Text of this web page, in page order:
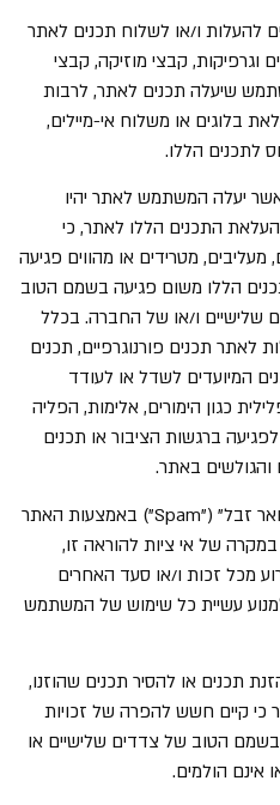
ו/או לשלוח תכנים לאתר
וגרפיקות, קבצי מוזיקה, קבצי
שיעלה תכנים לאתר, לרבות
בלוגים או משלוח אי-מיילים,
לתכנים הללו.
יעלה המשתמש לאתר יהיו
התכנים הללו לאתר, כי
מטרידים או מהווים פגיעה
הללו משום פגיעה בשמם הטוב
שלישיים ו/או של החברה. בכלל
תכנים פורנוגרפיים, תכנים
המיועדים לשדל או לעודד
כגון הימורים, אלימות, הפליה
ברגשות הציבור או תכנים
באתר.
זבל" ("Spam") באמצעות האתר
של אי ציות להוראה זו,
מכל זכות ו/או סעד האחרים
עשיית כל שימוש של המשתמש
תכנים או להסיר תכנים שהוזנו,
כי קיים חשש להפרה של זכויות
בשמם הטוב של צדדים שלישיים או
אינם הולמים.